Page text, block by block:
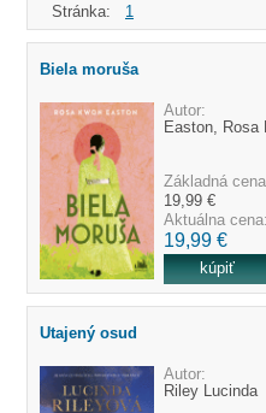
Stránka: 1
Biela moruša
Autor:
Easton, Rosa
Základná
19,99 €
Aktuálna
19,99 €
Utajený osud
Autor:
Riley Lucinda